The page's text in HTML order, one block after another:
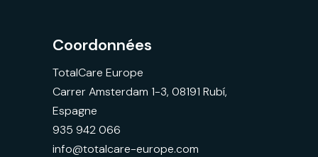
Coordonnées
TotalCare Europe
Carrer Amsterdam 1-3, 08191 Rubí,
Espagne
935 942 066
info@totalcare-europe.com